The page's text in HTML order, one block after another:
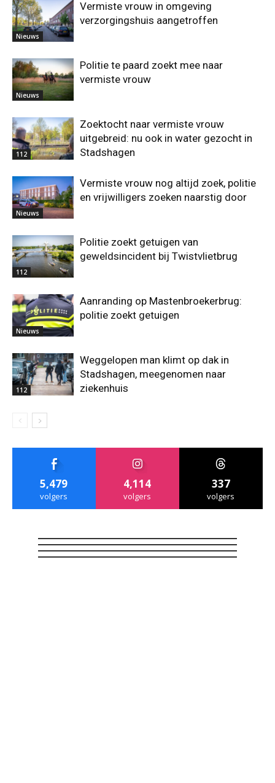
Nieuws
Vermiste vrouw in omgeving
verzorgingshuis aangetroffen
Nieuws
Politie te paard zoekt mee naar
vermiste vrouw
112
Zoektocht naar vermiste vrouw
uitgebreid: nu ook in water gezocht in
Stadshagen
Nieuws
Vermiste vrouw nog altijd zoek, politie
en vrijwilligers zoeken naarstig door
112
Politie zoekt getuigen van
geweldsincident bij Twistvlietbrug
Nieuws
Aanranding op Mastenbroekerbrug:
politie zoekt getuigen
112
Weggelopen man klimt op dak in
Stadshagen, meegenomen naar
ziekenhuis
5,479
volgers
4,114
volgers
337
volgers